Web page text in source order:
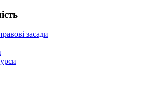
засади